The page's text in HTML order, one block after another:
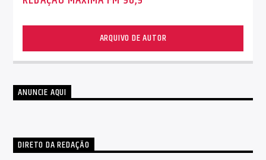
ARQUIVO DE AUTOR
ANUNCIE AQUI
DIRETO DA REDAÇÃO